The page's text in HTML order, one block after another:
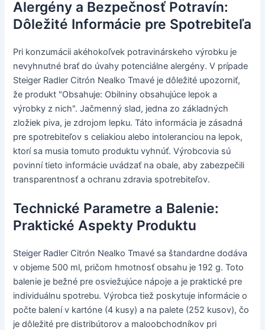
Alergény a Bezpečnosť Potravín:
Dôležité Informácie pre Spotrebiteľa
Pri konzumácii akéhokoľvek potravinárskeho výrobku je
nevyhnutné brať do úvahy potenciálne alergény. V prípade
Steiger Radler Citrón Nealko Tmavé je dôležité upozorniť,
že produkt "Obsahuje: Obilniny obsahujúce lepok a
výrobky z nich". Jačmenný slad, jedna zo základných
zložiek piva, je zdrojom lepku. Táto informácia je zásadná
pre spotrebiteľov s celiakiou alebo intoleranciou na lepok,
ktorí sa musia tomuto produktu vyhnúť. Výrobcovia sú
povinní tieto informácie uvádzať na obale, aby zabezpečili
transparentnosť a ochranu zdravia spotrebiteľov.
Technické Parametre a Balenie:
Praktické Aspekty Produktu
Steiger Radler Citrón Nealko Tmavé sa štandardne dodáva
v objeme 500 ml, pričom hmotnosť obsahu je 192 g. Toto
balenie je bežné pre osviežujúce nápoje a je praktické pre
individuálnu spotrebu. Výrobca tiež poskytuje informácie o
počte balení v kartóne (4 kusy) a na palete (252 kusov), čo
je dôležité pre distribútorov a maloobchodníkov pri